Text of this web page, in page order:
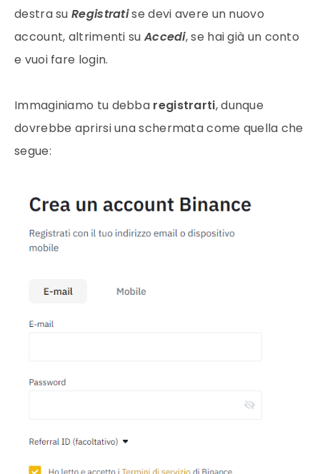
destra suRegistratise devi avere un nuovo
account, altrimenti suAccedi, se hai già un conto
e vuoi fare login.
Immaginiamo tu debba registrarti, dunque
dovrebbe aprirsi una schermata come quella che
segue: